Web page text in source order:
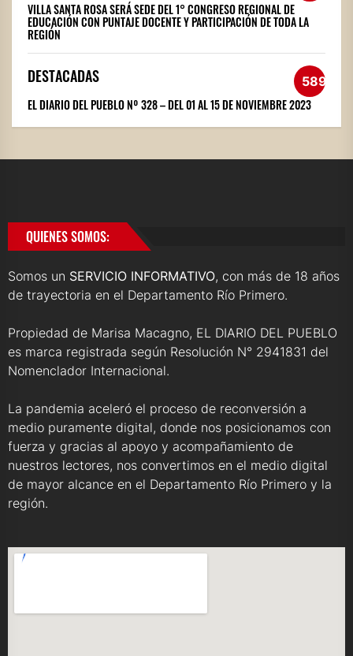
VILLA SANTA ROSA SERÁ SEDE DEL 1° CONGRESO REGIONAL DE
EDUCACIÓN CON PUNTAJE DOCENTE Y PARTICIPACIÓN DE TODA LA
REGIÓN
DESTACADAS 589
EL DIARIO DEL PUEBLO Nº 328 – DEL 01 AL 15 DE NOVIEMBRE 2023
QUIENES SOMOS:
Somos un SERVICIO INFORMATIVO, con más de 18 años
de trayectoria en el Departamento Río Primero.
Propiedad de Marisa Macagno, EL DIARIO DEL PUEBLO
es marca registrada según Resolución N° 2941831 del
Nomenclador Internacional.
La pandemia aceleró el proceso de reconversión a
medio puramente digital, donde nos posicionamos con
fuerza y gracias al apoyo y acompañamiento de
nuestros lectores, nos convertimos en el medio digital
de mayor alcance en el Departamento Río Primero y la
región.